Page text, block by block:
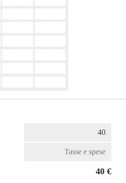
40 €